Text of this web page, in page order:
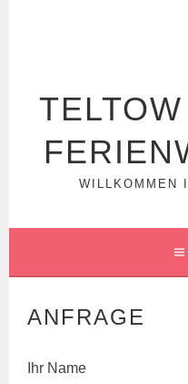
WILLKOMMEN
ANFRAGE
Ihr Name